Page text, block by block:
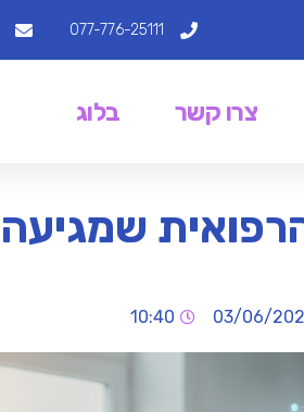
077-776-25111
צרו קשר בלוג
03/06/
10:40